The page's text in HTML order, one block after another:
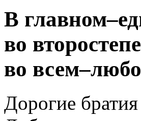
В главном–
во
во всем–
Дорогие